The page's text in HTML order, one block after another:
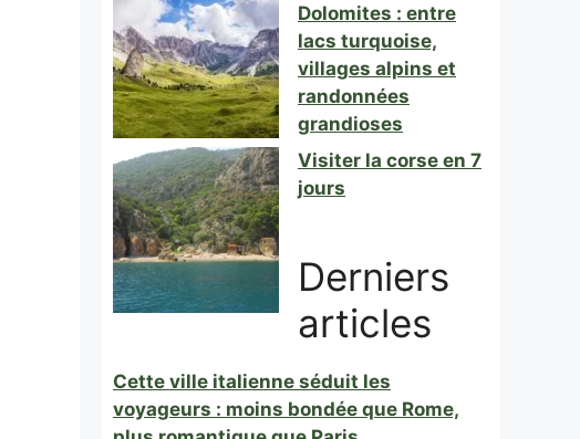
Dolomites : entre
lacs turquoise,
villages alpins et
randonnées
grandioses
Visiter la corse en 7
jours
Derniers
articles
Cette ville italienne séduit les
voyageurs : moins bondée que Rome,